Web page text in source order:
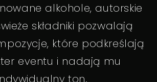
alkohole, autorskie
składniki pozwalają
które podkreślają
eventu i nadają mu
ton.